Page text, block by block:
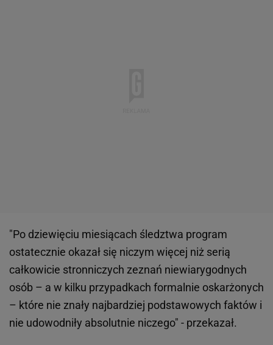
"Po dziewięciu miesiącach śledztwa program
ostatecznie okazał się niczym więcej niż serią
całkowicie stronniczych zeznań niewiarygodnych
osób – a w kilku przypadkach formalnie oskarżonych
– które nie znały najbardziej podstawowych faktów i
nie udowodniły absolutnie niczego" - przekazał.